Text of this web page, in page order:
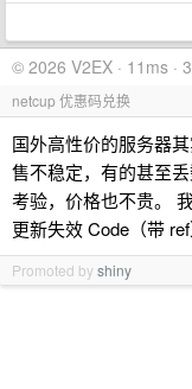
© 2026 V2EX · 11ms ·
netcup 优惠码兑换
国外高性价的服务器
售不稳定，有的甚至
考验，价格也不贵。
更新失效 Code（带
Promoted byshiny